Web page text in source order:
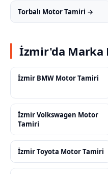
Torbalı Motor Tamiri →
İzmir'da Marka
İzmir BMW Motor Tamiri
İzmir Volkswagen Motor
Tamiri
İzmir Toyota Motor Tamiri